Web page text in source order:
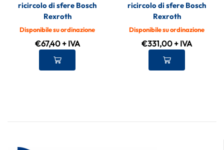
ricircolo di sfere Bosch
Rexroth
Disponibile su ordinazione
€67,40 + IVA
ricircolo di sfere Bosch
Rexroth
Disponibile su ordinazione
€331,00 + IVA